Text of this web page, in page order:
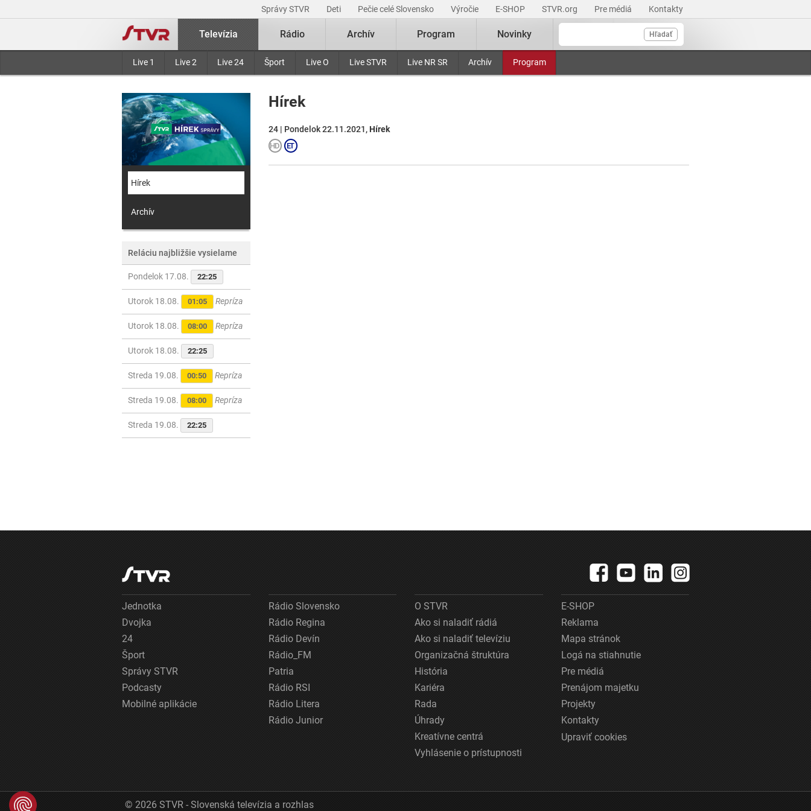
Správy STVR Deti Pečie celé Slovensko Výročie E-SHOP STVR.org Pre médiá Kontakty
Hľadať
Televízia
Live 1 Live 2 Live 24 Šport Live O Live STVR Live NR SR Archív Program
Rádio Archív Program Novinky
Hírek
Archív
Reláciu najbližšie vysielame
Pondelok 17.08. 22:25
Utorok 18.08. 01:05 Repríza
Utorok 18.08. 08:00 Repríza
Utorok 18.08. 22:25
Streda 19.08. 00:50 Repríza
Streda 19.08. 08:00 Repríza
Streda 19.08. 22:25
Hírek
24 | Pondelok 22.11.2021, Hírek
Jednotka
Dvojka
24
Šport
Správy STVR
Podcasty
Mobilné aplikácie
Rádio Slovensko
Rádio Regina
Rádio Devín
Rádio_FM
Patria
Rádio RSI
Rádio Litera
Rádio Junior
O STVR
Ako si naladiť rádiá
Ako si naladiť televíziu
Organizačná štruktúra
História
Kariéra
Rada
Úhrady
Kreatívne centrá
Vyhlásenie o prístupnosti
E-SHOP
Reklama
Mapa stránok
Logá na stiahnutie
Pre médiá
Prenájom majetku
Projekty
Kontakty
Upraviť cookies
© 2026 STVR - Slovenská televízia a rozhlas